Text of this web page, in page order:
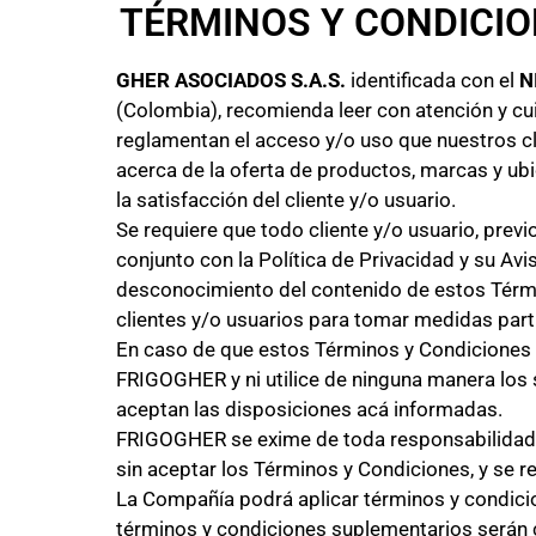
TÉRMINOS Y
GHER ASOCIADOS S.A.S. identificada con el
(Colombia), recomienda leer con atención y
reglamentan el acceso y/o uso que nuestros
acerca de la oferta de productos, marcas y
la satisfacción del cliente y/o usuario.
Se requiere que todo cliente y/o usuario,
conjunto con la Política de Privacidad y su
desconocimiento del contenido de estos
clientes y/o usuarios para tomar medidas
En caso de que estos Términos y
FRIGOGHER y ni utilice de ninguna manera
aceptan las disposiciones acá informadas.
FRIGOGHER se exime de toda
sin aceptar los Términos y Condiciones, y se
La Compañía podrá aplicar términos y
términos y condiciones suplementarios